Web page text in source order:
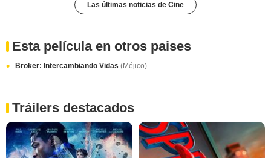
Las últimas noticias de Cine
Esta película en otros paises
Broker: Intercambiando Vidas (Méjico)
Tráilers destacados